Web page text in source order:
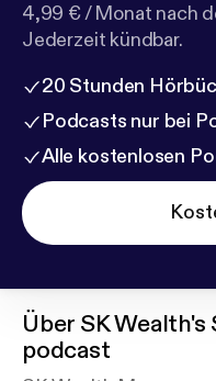
4,99 € / Monat nach
Jederzeit kündbar.
20 Stunden
Podcasts nur bei
Alle kostenlosen
Über SK
podcast